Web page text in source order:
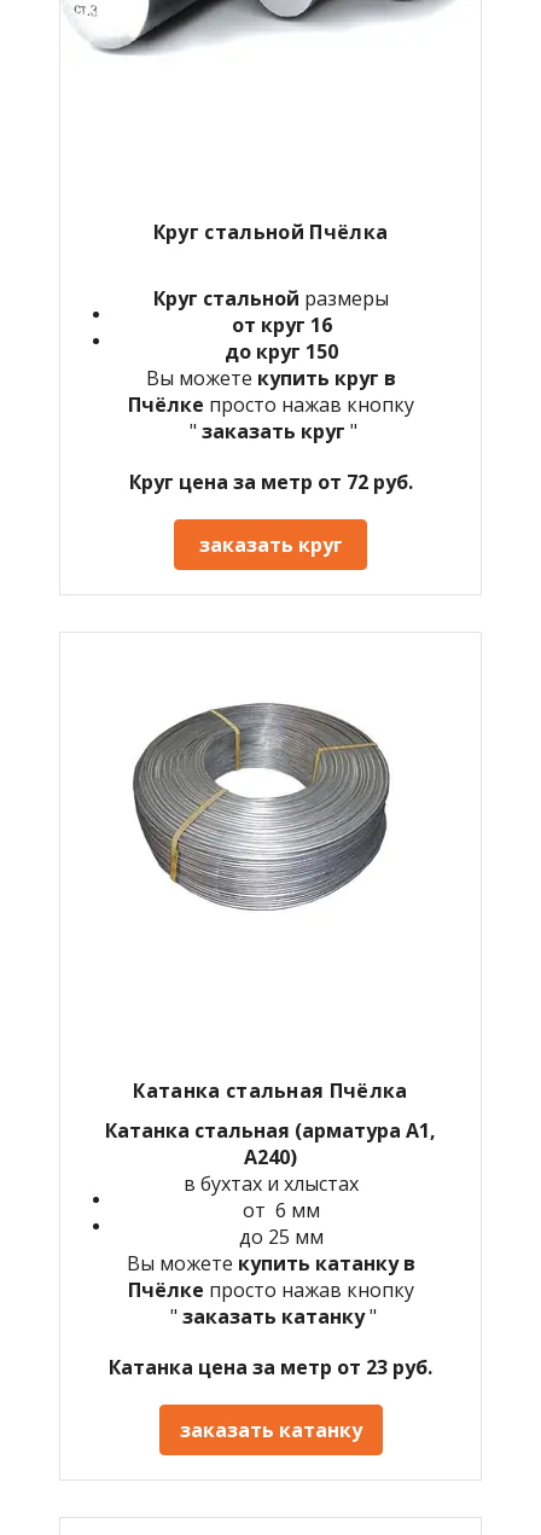
Круг стальной Пчёлка
Круг стальной размеры
от круг 16
до круг 150
Вы можете купить круг в
Пчёлке просто нажав кнопку
" заказать круг "
Круг цена за метр от 72 руб.
заказать круг
Катанка стальная Пчёлка
Катанка стальная (арматура А1,
А240)
в бухтах и хлыстах
от 6 мм
до 25 мм
Вы можете купить катанку в
Пчёлке просто нажав кнопку
" заказать катанку"
Катанка цена за метр от 23 руб.
заказать катанку